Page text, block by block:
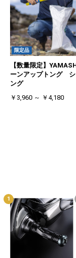
限定品
【数量限定】
ーンアップトング シ
ング
￥3,960 ～ ￥4,180